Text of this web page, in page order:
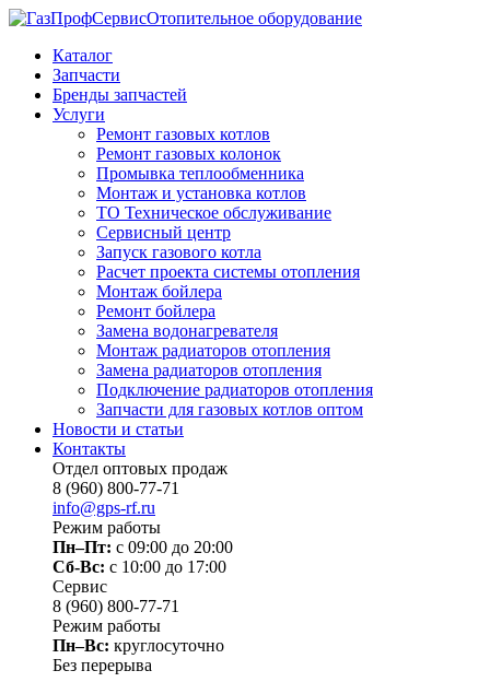
Отопительное оборудование
Каталог
Запчасти
Бренды запчастей
Услуги
Ремонт газовых котлов
Ремонт газовых колонок
Промывка теплообменника
Монтаж и установка котлов
ТО Техническое обслуживание
Сервисный центр
Запуск газового котла
Расчет проекта системы отопления
Монтаж бойлера
Ремонт бойлера
Замена водонагревателя
Монтаж радиаторов отопления
Замена радиаторов отопления
Подключение радиаторов отопления
Запчасти для газовых котлов оптом
Новости и статьи
Контакты
Отдел оптовых продаж
8 (960) 800-77-71
info@gps-rf.ru
Режим работы
Пн–Пт: с 09:00 до 20:00
Сб-Вс: c 10:00 до 17:00
Сервис
8 (960) 800-77-71
Режим работы
Пн–Вс: круглосуточно
Без перерыва